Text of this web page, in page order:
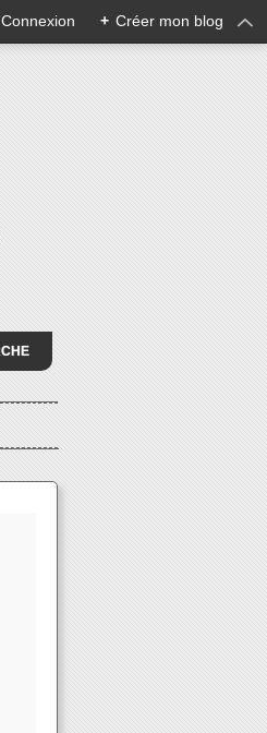
Connexion + Créer mon blog